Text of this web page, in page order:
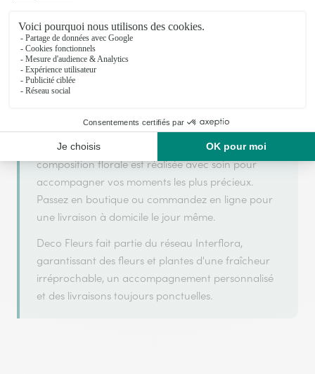
Deco Fleursest membre du réseau Interflora et a
obtenu le labelARGENT
Deco Fleurs est un fleuriste artisan situé à Samer.
Avec un souci de fraîcheur et de créativité, chaque
composition florale est réalisée avec soin pour
accompagner vos moments les plus précieux.
Passez en boutique ou commandez en ligne pour
une livraison à domicile le jour même.
Deco Fleurs fait partie du réseau Interflora,
garantissant des fleurs et plantes d'une fraîcheur
irréprochable, un accompagnement personnalisé
et des livraisons toujours ponctuelles.